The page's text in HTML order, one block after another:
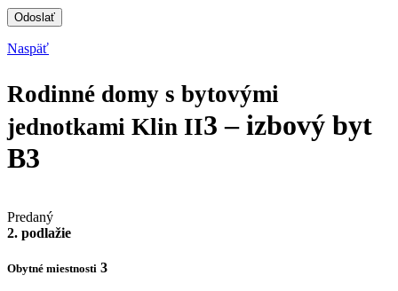
Naspäť
Rodinné domy s bytovými
jednotkami Klin II3 – izbový byt
B3
Predaný
2. podlažie
Obytné miestnosti 3